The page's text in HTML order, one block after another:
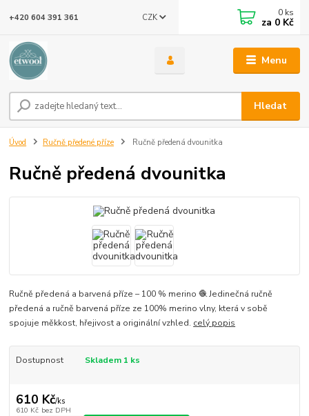
Menu
CZK
Hledat
+420 604 391 361 0 ks
za 0 Kč
Úvod Ručně předené příze Ručně předená dvounitka
Ručně předená dvounitka
Ručně předená a barvená příze – 100 % merino 🧶 Jedinečná ručně
předená a ručně barvená příze ze 100% merino vlny, která v sobě
spojuje měkkost, hřejivost a originální vzhled. celý popis
Dostupnost Skladem 1 ks
610 Kč/ks
610 Kč bez DPH